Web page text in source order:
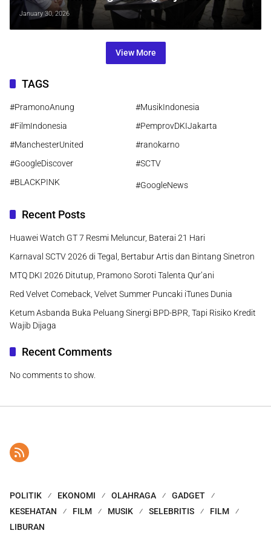
untuk Rekreasi dan Edukasi Anak
January 30, 2026
View More
TAGS
#PramonoAnung
#MusikIndonesia
#FilmIndonesia
#PemprovDKIJakarta
#ManchesterUnited
#ranokarno
#GoogleDiscover
#SCTV
#BLACKPINK
#GoogleNews
Recent Posts
Huawei Watch GT 7 Resmi Meluncur, Baterai 21 Hari
Karnaval SCTV 2026 di Tegal, Bertabur Artis dan Bintang Sinetron
MTQ DKI 2026 Ditutup, Pramono Soroti Talenta Qur’ani
Red Velvet Comeback, Velvet Summer Puncaki iTunes Dunia
Ketum Asbanda Buka Peluang Sinergi BPD-BPR, Tapi Risiko Kredit
Wajib Dijaga
Recent Comments
No comments to show.
POLITIK EKONOMI OLAHRAGA
GADGET
KESEHATAN
FILM MUSIK SELEBRITIS
FILM
LIBURAN